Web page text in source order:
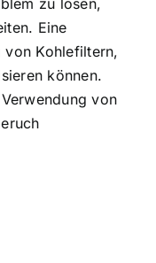
zu lösen,
Eine
Kohlefiltern,
können.
von